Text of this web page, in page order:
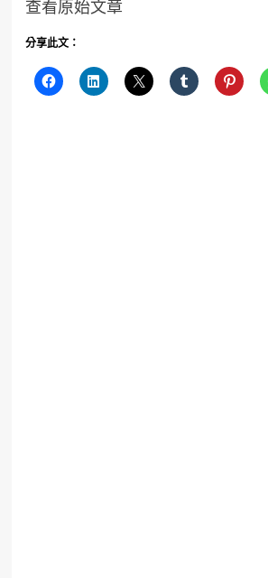
查看原始文章
分享此文：